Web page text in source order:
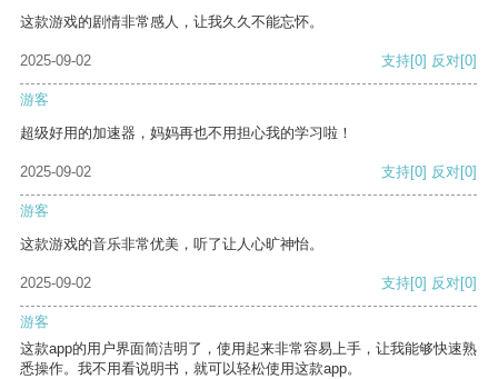
这款游戏的剧情非常感人，让我久久不能忘怀。
2025-09-02 支持[0] 反对[0]
游客
超级好用的加速器，妈妈再也不用担心我的学习啦！
2025-09-02 支持[0] 反对[0]
游客
这款游戏的音乐非常优美，听了让人心旷神怡。
2025-09-02 支持[0] 反对[0]
游客
这款app的用户界面简洁明了，使用起来非常容易上手，让我能够快速熟
悉操作。我不用看说明书，就可以轻松使用这款app。